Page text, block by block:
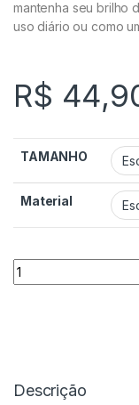
mantenha seu brilho
uso diário ou como
R$
TAMANHO
Material
Descrição